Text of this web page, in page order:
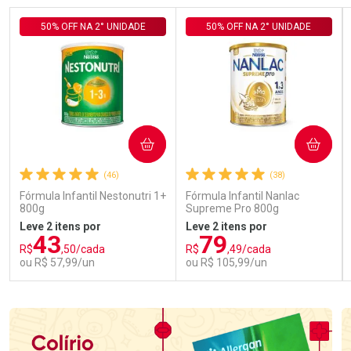
(46)
Fórmula Infantil Nestonutri 1+
800g
50% OFF NA 2° UNIDADE
Leve 2 itens por
R$43,50/cada
ou R$ 57,99/un
COMPRAR
(38)
Fórmula Infantil Nanlac
Supreme Pro 800g
50% OFF NA 2° UNIDADE
Leve 2 itens por
R$79,49/cada
ou R$ 105,99/un
COMPRAR
Laboratório
Por Menos